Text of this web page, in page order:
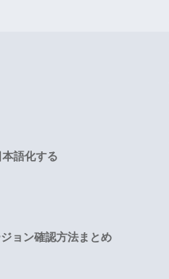
語化する
ョン確認方法まとめ